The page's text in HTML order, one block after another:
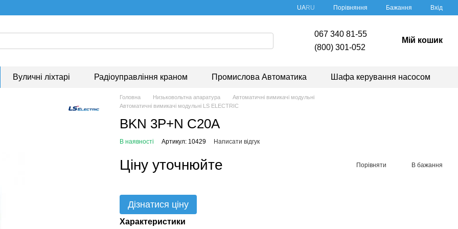
UARU Порівняння Бажання Вхід
067 340 81-55
(800) 301-052
Мій кошик
Вуличні ліхтарі Радіоуправління краном Промислова Автоматика Шафа керування насосом
Головна Низьковольтна апаратура
Автоматичні вимикачі модульні
Автоматичні вимикачі модульні LS ELECTRIC
BKN 3P+N C20A
В наявності Артикул: 10429 Написати відгук
Ціну уточнюйте Порівняти В бажання
Дізнатися ціну
Характеристики